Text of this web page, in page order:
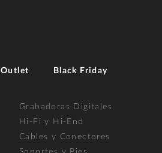
Outlet Black Friday
Grabadoras Digitales
Hi-Fi y Hi-End
Cables y Conectores